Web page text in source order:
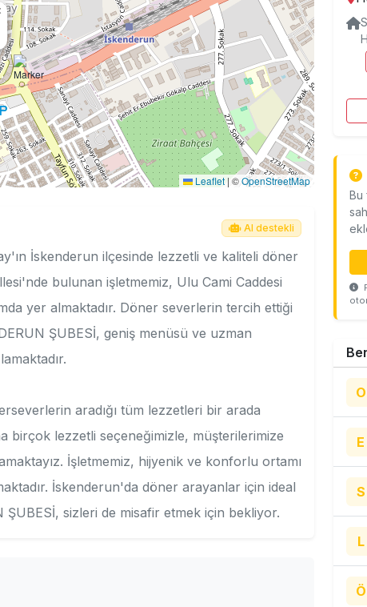
Leaflet | ©OpenStreetMap
AI destekli
İskenderun ilçesinde lezzetli ve kaliteli döner
bulunan işletmemiz, Ulu Cami Caddesi
yer almaktadır. Döner severlerin tercih ettiği
ŞUBESİ, geniş menüsü ve uzman
aradığı tüm lezzetleri bir arada
birçok lezzetli seçeneğimizle, müşterilerimize
İşletmemiz, hijyenik ve konforlu ortamı
İskenderun'da döner arayanlar için ideal
sizleri de misafir etmek için bekliyor.
Bu
O
E
S
L
Ö